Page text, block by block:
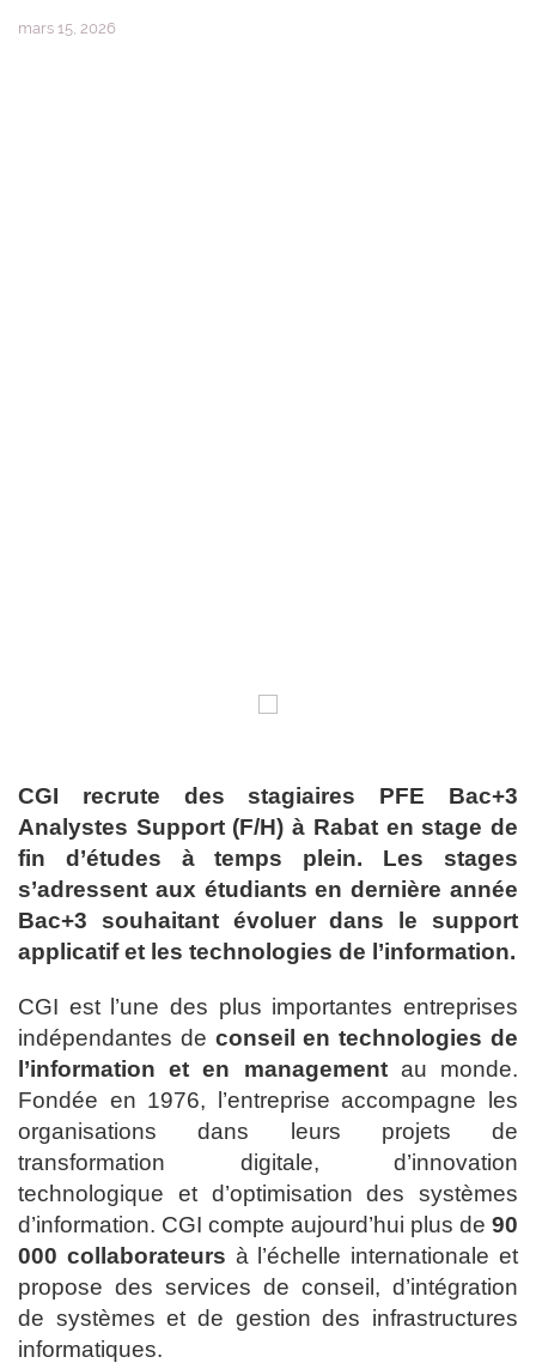
mars 15, 2026
CGI recrute des stagiaires PFE Bac+3
Analystes Support (F/H) à Rabat en stage de
fin d’études à temps plein. Les stages
s’adressent aux étudiants en dernière année
Bac+3 souhaitant évoluer dans le support
applicatif et les technologies de l’information.
CGI est l’une des plus importantes entreprises
indépendantes de conseil en technologies de
l’information et en managementau monde.
Fondée en 1976, l’entreprise accompagne les
organisations dans leurs projets de
transformation digitale, d’innovation
technologique et d’optimisation des systèmes
d’information. CGI compte aujourd’hui plus de 90
000 collaborateurs à l’échelle internationale et
propose des services de conseil, d’intégration
de systèmes et de gestion des infrastructures
informatiques.